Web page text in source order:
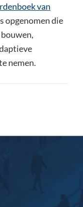
van
opgenomen die
nemen.